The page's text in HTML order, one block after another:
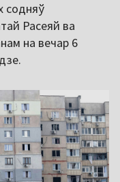
содняў
Расеяй ва
на вечар 6